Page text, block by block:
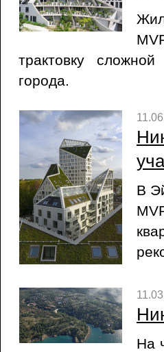
трактовку
города.
В
На